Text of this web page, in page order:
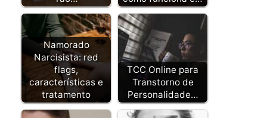
Namorado
Narcisista: red
flags,
características e
tratamento
TCC Online para
Transtorno de
Personalidade…